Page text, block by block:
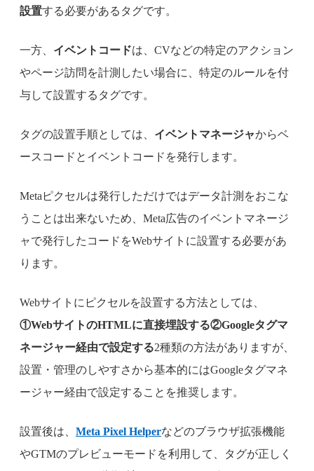
設置する必要があるタグです。
一方、 イベントコードは、CVなどの特定のアクション
やページ訪問を計測したい場合に、特定のルールを付
与して設置するタグです。
タグの設置手順としては、 イベントマネージャからベ
ースコードとイベントコードを発行します。
Metaピクセルは発行しただけではデータ計測をおこな
うことは出来ないため、Meta広告のイベントマネージ
ャで発行したコードをWebサイトに設置する必要があ
ります。
Webサイトにピクセルを設置する方法としては、
①WebサイトのHTMLに直接埋設する②Googleタグマ
ネージャー経由で設定する2種類の方法がありますが、
設置・管理のしやすさから基本的にはGoogleタグマネ
ージャー経由で設定することを推奨します。
設置後は、 Meta Pixel Helperなどのブラウザ拡張機能
やGTMのプレビューモードを利用して、タグが正しく